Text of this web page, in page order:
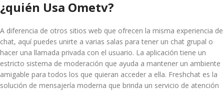
¿quién Usa Ometv?
A diferencia de otros sitios web que ofrecen la misma experiencia de
chat, aquí puedes unirte a varias salas para tener un chat grupal o
hacer una llamada privada con el usuario. La aplicación tiene un
estricto sistema de moderación que ayuda a mantener un ambiente
amigable para todos los que quieran acceder a ella. Freshchat es la
solución de mensajería moderna que brinda un servicio de atención